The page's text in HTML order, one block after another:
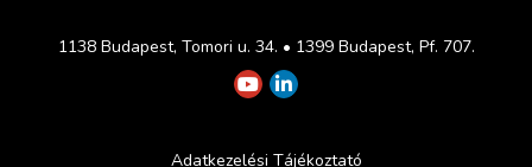
1138 Budapest, Tomori u. 34. • 1399 Budapest, Pf. 707.
Adatkezelési Tájékoztató